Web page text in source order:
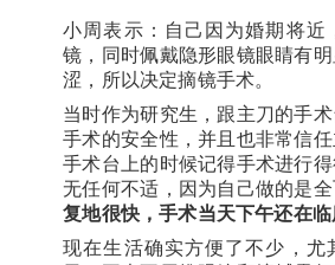
小周表示：自己因为婚期将近
镜，同时佩戴隐形眼镜眼睛有
涩，所以决定摘镜手术。
当时作为研究生，跟主刀的手
手术的安全性，并且也非常信
手术台上的时候记得手术进行
无任何不适，因为自己做的是
复地很快，手术当天下午还在
现在生活确实方便了不少，尤